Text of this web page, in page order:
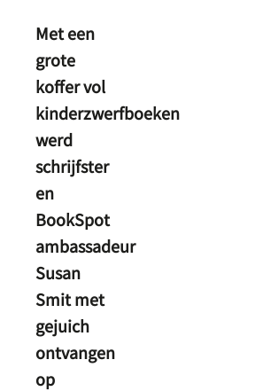
Met een
grote
koffer vol
kinderzwerfboeken
werd
schrijfster
en
BookSpot
ambassadeur
Susan
Smit met
gejuich
ontvangen
op